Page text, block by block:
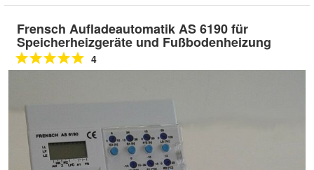
Frensch Aufladeautomatik AS 6190 für
Speicherheizgeräte und Fußbodenheizung
4